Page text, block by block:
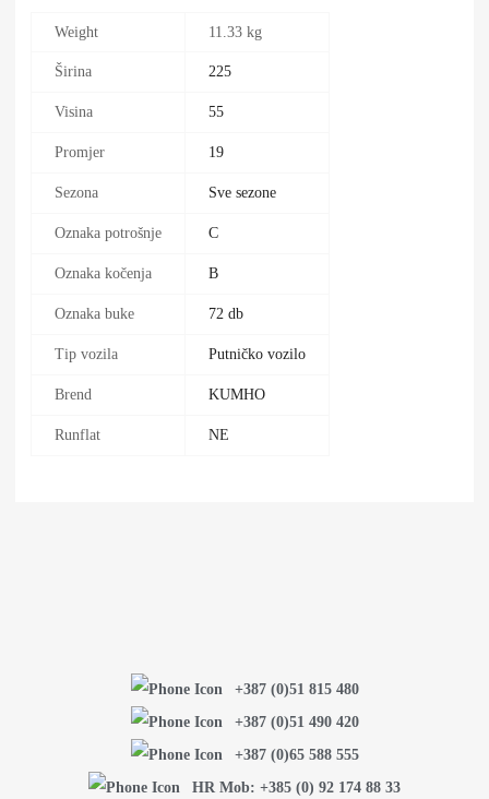
Weight 11.33 kg
Širina 225
Visina 55
Promjer 19
Sezona Sve sezone
Oznaka potrošnje C
Oznaka kočenja B
Oznaka buke 72 db
Tip vozila Putničko vozilo
Brend KUMHO
Runflat NE
+387 (0)51 815 480
+387 (0)51 490 420
+387 (0)65 588 555
HR Mob: +385 (0) 92 174 88 33